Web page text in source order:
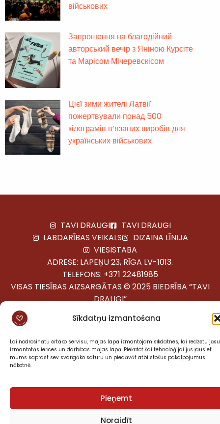
Sīkdatņu izmantošana
Lai nodrošinātu ērtāko servisu, mājas lapā izmantojam sīkdatnes, lai redzētu jūsu
izmantotās ierīces un darbības mājas lapā. Piekrītot šai tehnoloģijai jūs ļausiet
mums saprast sev svarīgāko saturu un piedāvāt atbilstošus pakalpojumus
nākotnē.
Pieņemt
Noraidīt
військових
Запрошення на благодійний
авторський вечір з Яніною Курсіте
та Марісом Мічеревскісом
Цієї зими жителі Латвії
пожертвували понад 500
кілограмів в’язаних виробів для
українських військових
TAVI DRAUGI
TAVI DRAUGI
LABDARĪBAS VEIKALS
DIZAINA LĪNIJA
VIESISTABA
ADRESE: LAPEŅU 23, RĪGA LV-1013.
TELEFONS: +371 22481985
VISAS TIESĪBAS AIZSARGĀTAS © 2025 BIEDRĪBA “TAVI
DRAUGI”